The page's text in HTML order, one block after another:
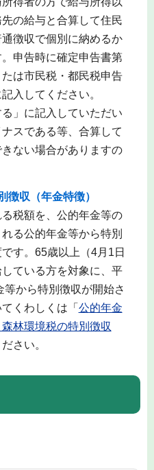
の給与と合算して住民
徴収で個別に納めるか
申告時に確定申告書第
は市民税・都民税申告
入してください。
」に記入していただい
スである等、合算して
ない場合がありますの
徴収（年金特徴）
税額を、公的年金等の
る公的年金等から特別
す。65歳以上（4月1日
ている方を対象に、平
から特別徴収が開始さ
くわしくは「 公的年金
林環境税の特別徴収
さい。